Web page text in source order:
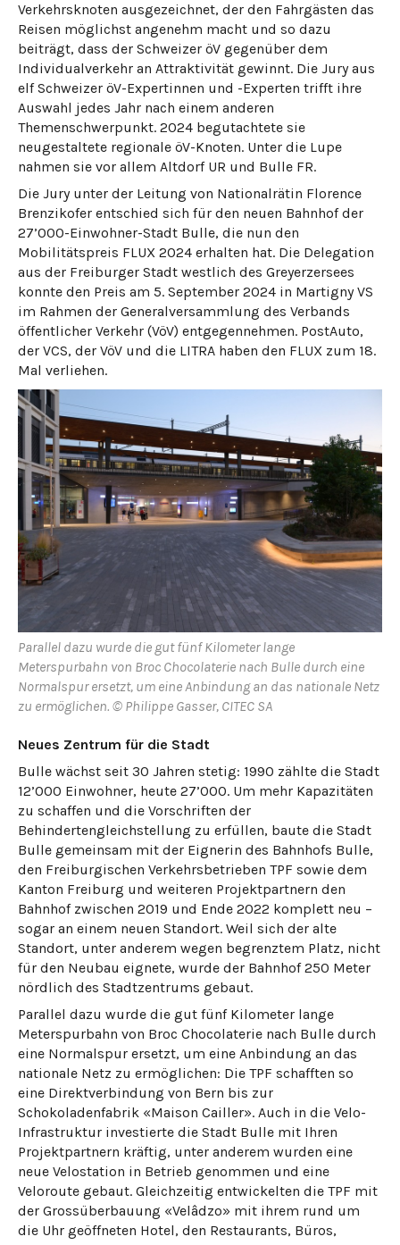
Verkehrsknoten ausgezeichnet, der den Fahrgästen das
Reisen möglichst angenehm macht und so dazu
beiträgt, dass der Schweizer öV gegenüber dem
Individualverkehr an Attraktivität gewinnt. Die Jury aus
elf Schweizer öV-Expertinnen und -Experten trifft ihre
Auswahl jedes Jahr nach einem anderen
Themenschwerpunkt. 2024 begutachtete sie
neugestaltete regionale öV-Knoten. Unter die Lupe
nahmen sie vor allem Altdorf UR und Bulle FR.
Die Jury unter der Leitung von Nationalrätin Florence
Brenzikofer entschied sich für den neuen Bahnhof der
27’000-Einwohner-Stadt Bulle, die nun den
Mobilitätspreis FLUX 2024 erhalten hat. Die Delegation
aus der Freiburger Stadt westlich des Greyerzersees
konnte den Preis am 5. September 2024 in Martigny VS
im Rahmen der Generalversammlung des Verbands
öffentlicher Verkehr (VöV) entgegennehmen. PostAuto,
der VCS, der VöV und die LITRA haben den FLUX zum 18.
Mal verliehen.
Parallel dazu wurde die gut fünf Kilometer lange
Meterspurbahn von Broc Chocolaterie nach Bulle durch eine
Normalspur ersetzt, um eine Anbindung an das nationale Netz
zu ermöglichen. © Philippe Gasser, CITEC SA
Neues Zentrum für die Stadt
Bulle wächst seit 30 Jahren stetig: 1990 zählte die Stadt
12’000 Einwohner, heute 27’000. Um mehr Kapazitäten
zu schaffen und die Vorschriften der
Behindertengleichstellung zu erfüllen, baute die Stadt
Bulle gemeinsam mit der Eignerin des Bahnhofs Bulle,
den Freiburgischen Verkehrsbetrieben TPF sowie dem
Kanton Freiburg und weiteren Projektpartnern den
Bahnhof zwischen 2019 und Ende 2022 komplett neu –
sogar an einem neuen Standort. Weil sich der alte
Standort, unter anderem wegen begrenztem Platz, nicht
für den Neubau eignete, wurde der Bahnhof 250 Meter
nördlich des Stadtzentrums gebaut.
Parallel dazu wurde die gut fünf Kilometer lange
Meterspurbahn von Broc Chocolaterie nach Bulle durch
eine Normalspur ersetzt, um eine Anbindung an das
nationale Netz zu ermöglichen: Die TPF schafften so
eine Direktverbindung von Bern bis zur
Schokoladenfabrik «Maison Cailler». Auch in die Velo-
Infrastruktur investierte die Stadt Bulle mit Ihren
Projektpartnern kräftig, unter anderem wurden eine
neue Velostation in Betrieb genommen und eine
Veloroute gebaut. Gleichzeitig entwickelten die TPF mit
der Grossüberbauung «Velâdzo» mit ihrem rund um
die Uhr geöffneten Hotel, den Restaurants, Büros,